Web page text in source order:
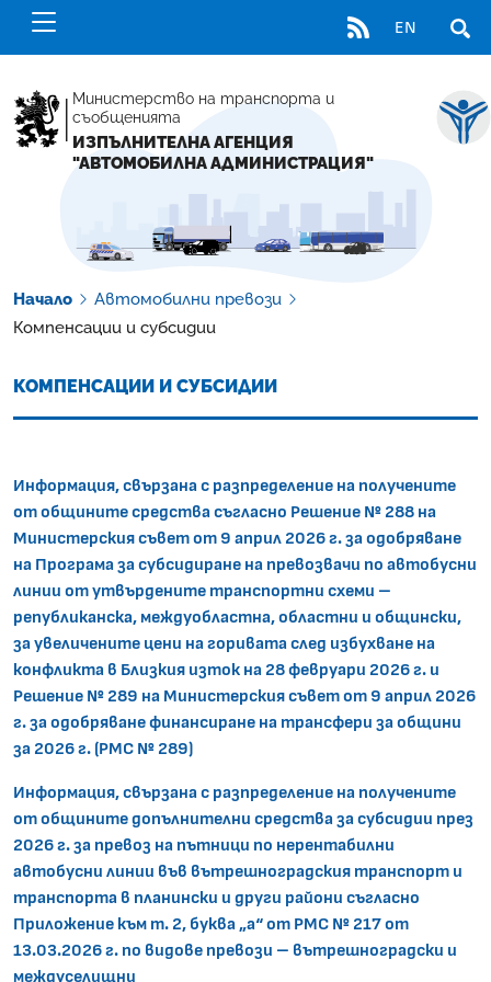
RSS EN
Министерство на транспорта и
съобщенията
ИЗПЪЛНИТЕЛНА АГЕНЦИЯ
"АВТОМОБИЛНА АДМИНИСТРАЦИЯ"
Начало
Автомобилни превози
Компенсации и субсидии
КОМПЕНСАЦИИ И СУБСИДИИ
Информация, свързана с разпределение на получените
от общините средства съгласно Решение № 288 на
Министерския съвет от 9 април 2026 г. за одобряване
на Програма за субсидиране на превозвачи по автобусни
линии от утвърдените транспортни схеми –
републиканска, междуобластна, областни и общински,
за увеличените цени на горивата след избухване на
конфликта в Близкия изток на 28 февруари 2026 г. и
Решение № 289 на Министерския съвет от 9 април 2026
г. за одобряване финансиране на трансфери за общини
за 2026 г. (РМС № 289)
Информация, свързана с разпределение на получените
от общините допълнителни средства за субсидии през
2026 г. за превоз на пътници по нерентабилни
автобусни линии във вътрешноградския транспорт и
транспорта в планински и други райони съгласно
Приложение към т. 2, буква „а“ от РМС № 217 от
13.03.2026 г. по видове превози – вътрешноградски и
междуселищни